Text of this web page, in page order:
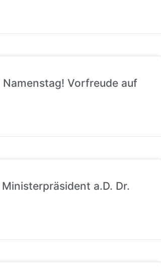
Vorfreude auf
a.D. Dr.